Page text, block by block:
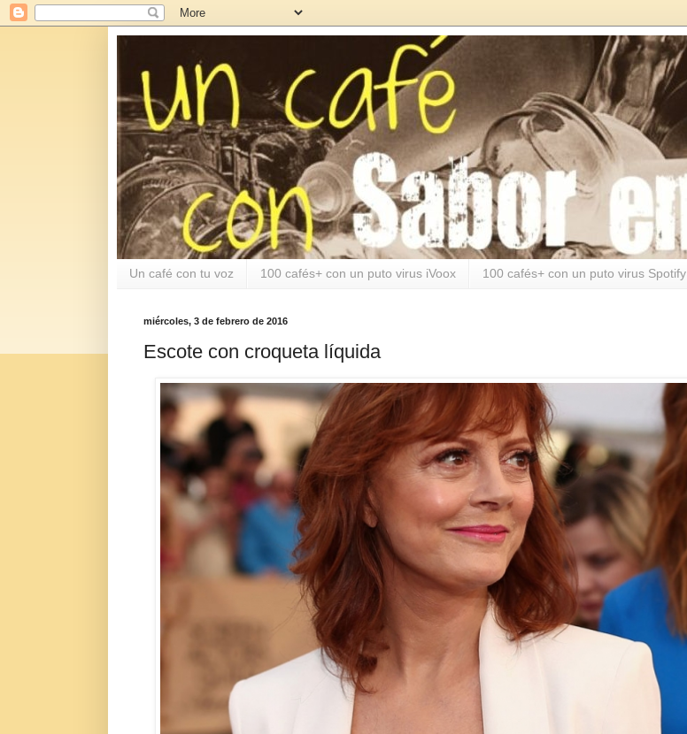
Un café con tu voz 100 cafés+ con un puto virus iVoox 100 cafés+ con un puto virus Spotify
miércoles, 3 de febrero de 2016
Escote con croqueta líquida